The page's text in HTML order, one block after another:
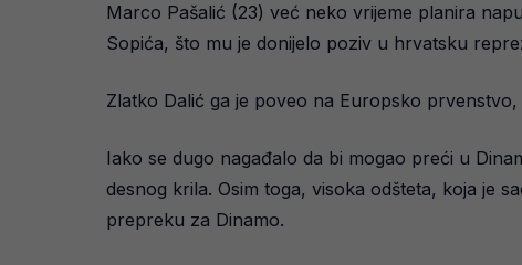
Marco Pašalić (23) već neko vrijeme planira
Sopića, što mu je donijelo poziv u hrvatsku
Zlatko Dalić ga je poveo na Europsko
Iako se dugo nagađalo da bi mogao preći u
desnog krila. Osim toga, visoka odšteta, koja je
prepreku za Dinamo.